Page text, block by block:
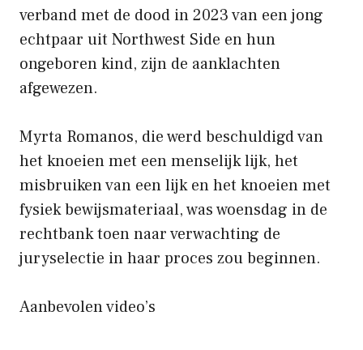
verband met de dood in 2023 van een jong
echtpaar uit Northwest Side en hun
ongeboren kind, zijn de aanklachten
afgewezen.
Myrta Romanos, die werd beschuldigd van
het knoeien met een menselijk lijk, het
misbruiken van een lijk en het knoeien met
fysiek bewijsmateriaal, was woensdag in de
rechtbank toen naar verwachting de
juryselectie in haar proces zou beginnen.
Aanbevolen video’s